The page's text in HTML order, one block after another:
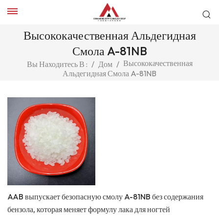
Высококачественная Альдегидная
Смола A-81NB
Вы Находитесь В : / Дом / Высококачественная
Альдегидная Смола A-81NB
AAB выпускает безопасную смолу A-81NB без содержания
бензола, которая меняет формулу лака для ногтей